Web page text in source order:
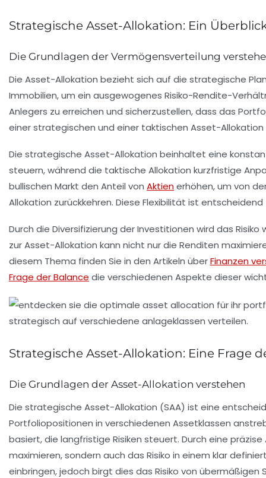
Strategische Asset-Allokation: Ein
Die Grundlagen der Vermögensverteilung
Die Asset-Allokation bezieht sich auf die strategische
Immobilien, um ein ausgewogenes Risiko-Rendite-
Anlegers zu erreichen und sicherzustellen, dass das
einerstrategischen und einer taktischen Asset-
Die strategische Asset-Allokation beinhaltet eine
steuern, während die taktische Allokation kurzfristige
bullischen Markt den Anteil von Aktienerhöhen, um von
Allokation zurückkehren. Diese Flexibilität ist
Durch die Diversifizierung der Investitionen wird das
zur Asset-Allokation kann nicht nur die Renditen
diesem Thema finden Sie in den Artikeln überFinanzen
Frage der Balance die verschiedenen Aspekte dieser
Strategische Asset-Allokation: Eine Frage
Die Grundlagen der Asset-Allokation verstehen
Die strategische Asset-Allokation (SAA) ist eine
Portfoliopositionen in verschiedenen Assetklassen
basiert, die langfristige Risiken steuert. Durch eine
maximieren, sondern auch das Risiko in einem klar
einbringen, jedoch birgt dies das Risiko von